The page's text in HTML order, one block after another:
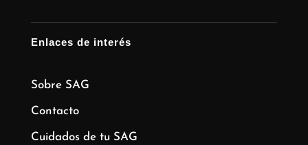
Enlaces de interés
Sobre SAG
Contacto
Cuidados de tu SAG